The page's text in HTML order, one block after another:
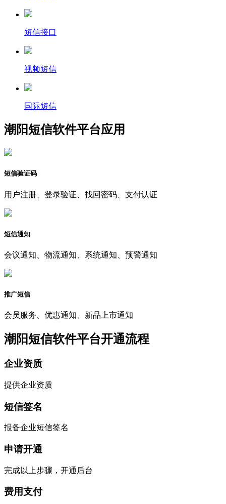
短信接口
视频短信
国际短信
潮阳短信软件平台应用
短信验证码
用户注册、登录验证、找回密码、支付认证
短信通知
会议通知、物流通知、系统通知、预警通知
推广短信
会员服务、优惠通知、新品上市通知
潮阳短信软件平台开通流程
企业资质
提供企业资质
短信签名
报备企业短信签名
申请开通
完成以上步骤，开通后台
费用支付